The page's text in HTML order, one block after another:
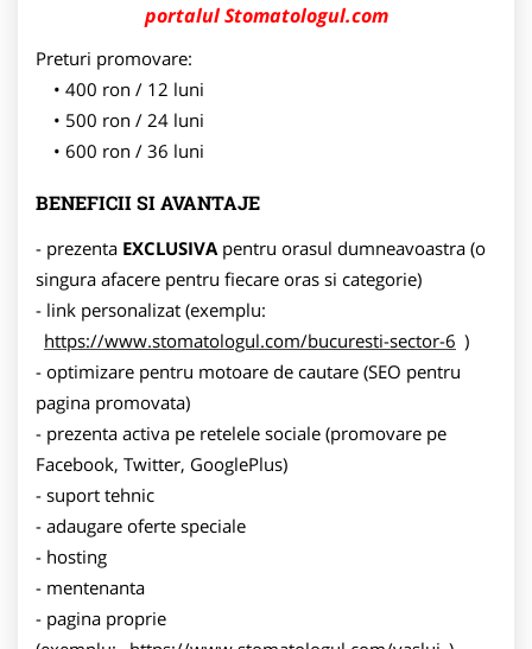
portalul Stomatologul.com
Preturi promovare:
400 ron / 12 luni
500 ron / 24 luni
600 ron / 36 luni
BENEFICII SI AVANTAJE
- prezenta EXCLUSIVA pentru orasul dumneavoastra (o
singura afacere pentru fiecare oras si categorie)
- link personalizat (exemplu:
https://www.stomatologul.com/bucuresti-sector-6 )
- optimizare pentru motoare de cautare (SEO pentru
pagina promovata)
- prezenta activa pe retelele sociale (promovare pe
Facebook, Twitter, GooglePlus)
- suport tehnic
- adaugare oferte speciale
- hosting
- mentenanta
- pagina proprie